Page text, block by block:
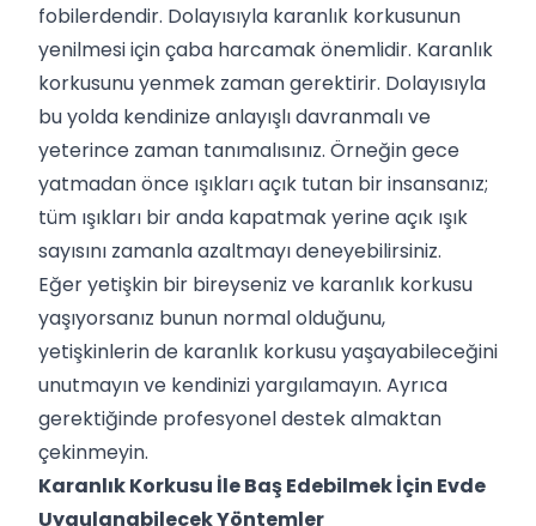
fobilerdendir. Dolayısıyla karanlık korkusunun
yenilmesi için çaba harcamak önemlidir. Karanlık
korkusunu yenmek zaman gerektirir. Dolayısıyla
bu yolda kendinize anlayışlı davranmalı ve
yeterince zaman tanımalısınız. Örneğin gece
yatmadan önce ışıkları açık tutan bir insansanız;
tüm ışıkları bir anda kapatmak yerine açık ışık
sayısını zamanla azaltmayı deneyebilirsiniz.
Eğer yetişkin bir bireyseniz ve karanlık korkusu
yaşıyorsanız bunun normal olduğunu,
yetişkinlerin de karanlık korkusu yaşayabileceğini
unutmayın ve kendinizi yargılamayın. Ayrıca
gerektiğinde profesyonel destek almaktan
çekinmeyin.
Karanlık Korkusu İle Baş Edebilmek İçin Evde
Uygulanabilecek Yöntemler